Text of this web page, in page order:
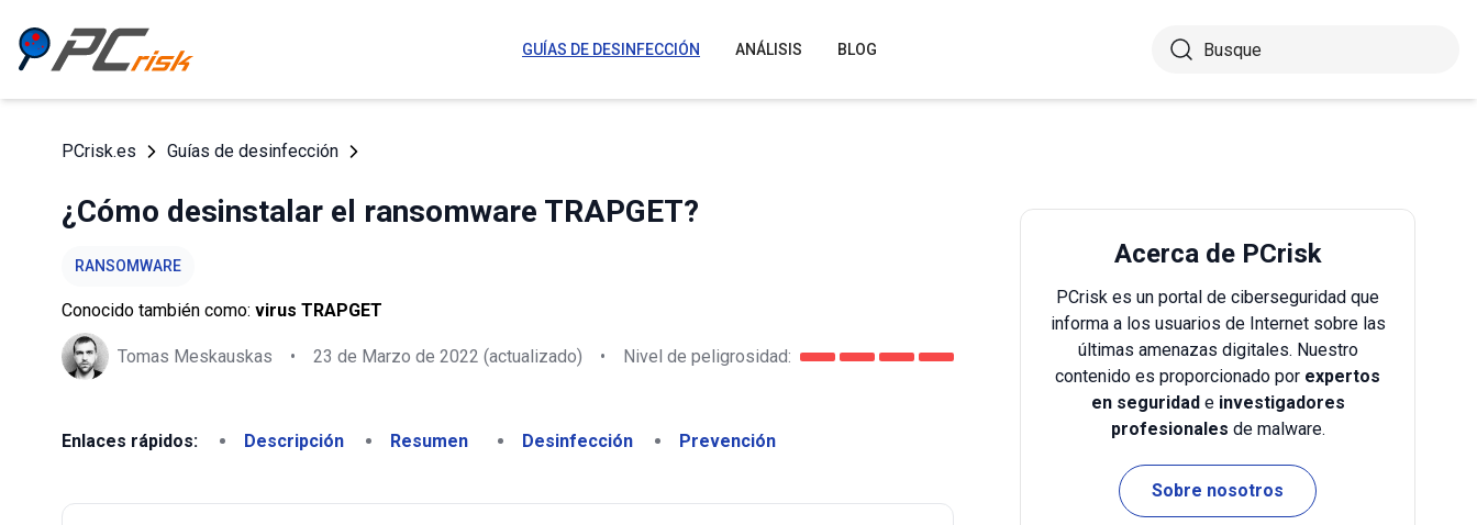
GUÍAS DE DESINFECCIÓN ANÁLISIS BLOG
PCrisk.es Guías de desinfección
¿Cómo desinstalar el ransomware TRAPGET?
RANSOMWARE
Conocido también como: virus TRAPGET
Tomas Meskauskas • 23 de Marzo de 2022 (actualizado) • Nivel de peligrosidad:
Enlaces rápidos: Descripción Resumen Desinfección Prevención
Acerca de PCrisk
PCrisk es un portal de ciberseguridad que
informa a los usuarios de Internet sobre las
últimas amenazas digitales. Nuestro
contenido es proporcionado por expertos
en seguridade investigadores
profesionales de malware.
Sobre nosotros